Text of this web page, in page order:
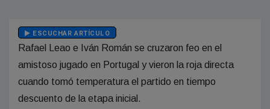
ESCUCHAR ARTÍCULO
Rafael Leao e Iván Román se cruzaron feo en el
amistoso jugado en Portugal y vieron la roja directa
cuando tomó temperatura el partido en tiempo
descuento de la etapa inicial.